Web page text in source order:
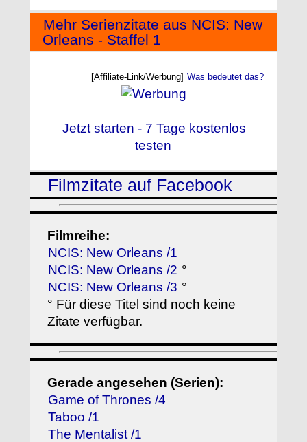
Mehr Serienzitate aus NCIS: New
Orleans - Staffel 1
[Affiliate-Link/Werbung] Was bedeutet das?
Jetzt starten - 7 Tage kostenlos
testen
Filmzitate auf Facebook
Filmreihe:
NCIS: New Orleans /1
NCIS: New Orleans /2 °
NCIS: New Orleans /3 °
° Für diese Titel sind noch keine
Zitate verfügbar.
Gerade angesehen (Serien):
Game of Thrones /4
Taboo /1
The Mentalist /1